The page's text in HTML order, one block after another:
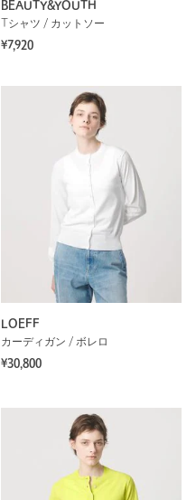
BEAUTY&YOUTH
Tシャツ / カットソー
¥7,920
LOEFF
カーディガン / ボレロ
¥30,800